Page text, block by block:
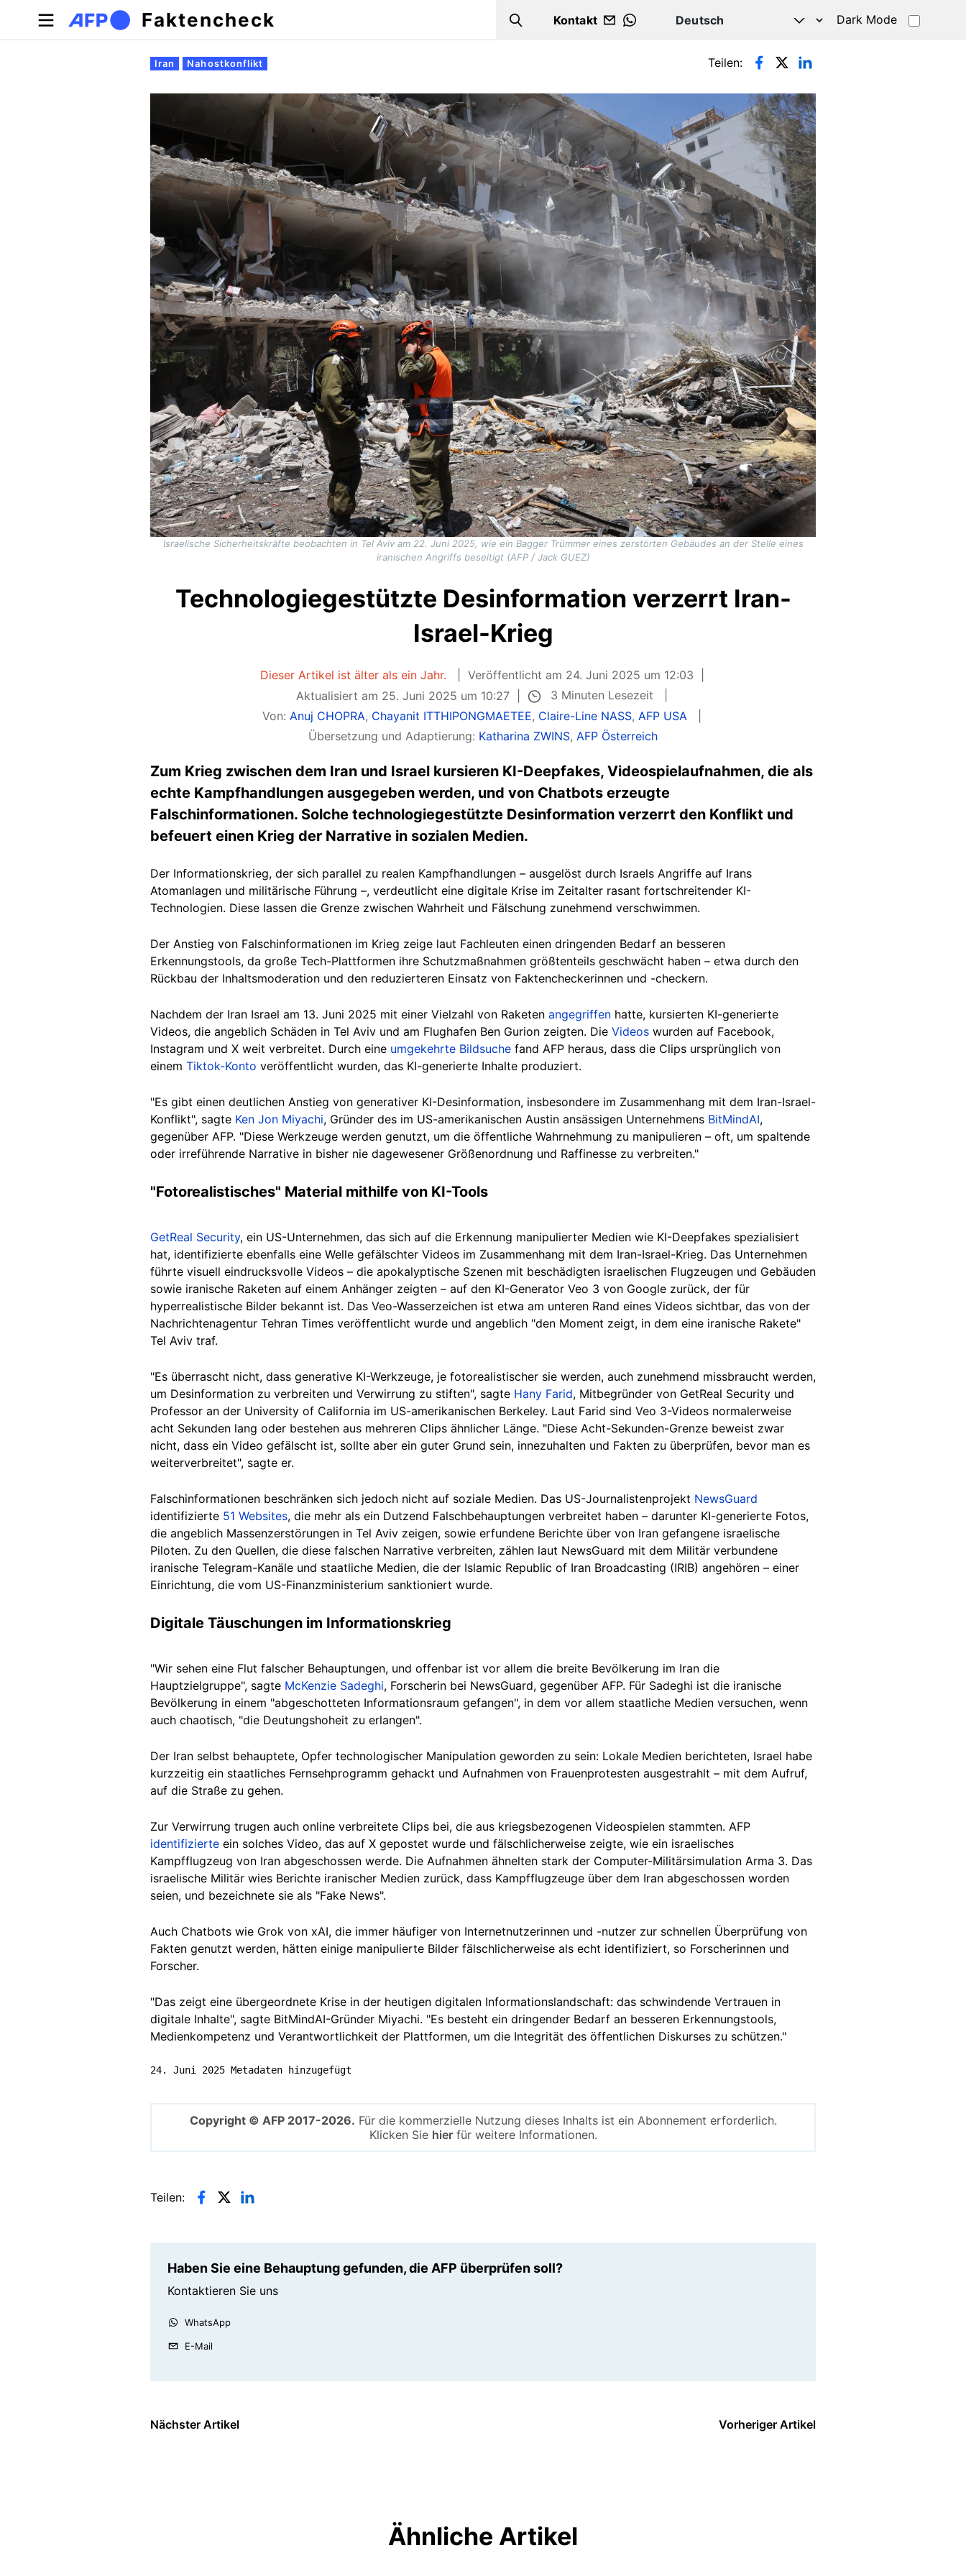
Faktencheck Search
Kontakt
WHATSAPP
Dark Mode
Primäre Reiter
Iran Nahostkonflikt Teilen:
Israelische Sicherheitskräfte beobachten in Tel Aviv am 22. Juni 2025, wie ein Bagger Trümmer eines zerstörten Gebäudes an der Stelle eines
iranischen Angriffs beseitigt (AFP / Jack GUEZ)
Technologiegestützte Desinformation verzerrt Iran-
Israel-Krieg
Dieser Artikel ist älter als ein Jahr.
Veröffentlicht am 24. Juni 2025 um 12:03
Aktualisiert am 25. Juni 2025 um 10:27
3 Minuten Lesezeit
Von: Anuj CHOPRA, Chayanit ITTHIPONGMAETEE, Claire-Line NASS, AFP USA
Übersetzung und Adaptierung: Katharina ZWINS, AFP Österreich
Zum Krieg zwischen dem Iran und Israel kursieren KI-Deepfakes, Videospielaufnahmen, die als
echte Kampfhandlungen ausgegeben werden, und von Chatbots erzeugte
Falschinformationen. Solche technologiegestützte Desinformation verzerrt den Konflikt und
befeuert einen Krieg der Narrative in sozialen Medien.
Der Informationskrieg, der sich parallel zu realen Kampfhandlungen – ausgelöst durch Israels Angriffe auf Irans
Atomanlagen und militärische Führung –, verdeutlicht eine digitale Krise im Zeitalter rasant fortschreitender KI-
Technologien. Diese lassen die Grenze zwischen Wahrheit und Fälschung zunehmend verschwimmen.
Der Anstieg von Falschinformationen im Krieg zeige laut Fachleuten einen dringenden Bedarf an besseren
Erkennungstools, da große Tech-Plattformen ihre Schutzmaßnahmen größtenteils geschwächt haben – etwa durch den
Rückbau der Inhaltsmoderation und den reduzierteren Einsatz von Faktencheckerinnen und -checkern.
Nachdem der Iran Israel am 13. Juni 2025 mit einer Vielzahl von Raketen angegriffen hatte, kursierten KI-generierte
Videos, die angeblich Schäden in Tel Aviv und am Flughafen Ben Gurion zeigten. Die Videos wurden auf Facebook,
Instagram und X weit verbreitet. Durch eine umgekehrte Bildsuche fand AFP heraus, dass die Clips ursprünglich von
einem Tiktok-Konto veröffentlicht wurden, das KI-generierte Inhalte produziert.
"Es gibt einen deutlichen Anstieg von generativer KI-Desinformation, insbesondere im Zusammenhang mit dem Iran-Israel-
Konflikt", sagte Ken Jon Miyachi, Gründer des im US-amerikanischen Austin ansässigen Unternehmens BitMindAI,
gegenüber AFP. "Diese Werkzeuge werden genutzt, um die öffentliche Wahrnehmung zu manipulieren – oft, um spaltende
oder irreführende Narrative in bisher nie dagewesener Größenordnung und Raffinesse zu verbreiten."
"Fotorealistisches" Material mithilfe von KI-Tools
GetReal Security, ein US-Unternehmen, das sich auf die Erkennung manipulierter Medien wie KI-Deepfakes spezialisiert
hat, identifizierte ebenfalls eine Welle gefälschter Videos im Zusammenhang mit dem Iran-Israel-Krieg. Das Unternehmen
führte visuell eindrucksvolle Videos – die apokalyptische Szenen mit beschädigten israelischen Flugzeugen und Gebäuden
sowie iranische Raketen auf einem Anhänger zeigten – auf den KI-Generator Veo 3 von Google zurück, der für
hyperrealistische Bilder bekannt ist. Das Veo-Wasserzeichen ist etwa am unteren Rand eines Videos sichtbar, das von der
Nachrichtenagentur Tehran Times veröffentlicht wurde und angeblich "den Moment zeigt, in dem eine iranische Rakete"
Tel Aviv traf.
"Es überrascht nicht, dass generative KI-Werkzeuge, je fotorealistischer sie werden, auch zunehmend missbraucht werden,
um Desinformation zu verbreiten und Verwirrung zu stiften", sagte Hany Farid, Mitbegründer von GetReal Security und
Professor an der University of California im US-amerikanischen Berkeley. Laut Farid sind Veo 3-Videos normalerweise
acht Sekunden lang oder bestehen aus mehreren Clips ähnlicher Länge. "Diese Acht-Sekunden-Grenze beweist zwar
nicht, dass ein Video gefälscht ist, sollte aber ein guter Grund sein, innezuhalten und Fakten zu überprüfen, bevor man es
weiterverbreitet", sagte er.
Falschinformationen beschränken sich jedoch nicht auf soziale Medien. Das US-Journalistenprojekt NewsGuard
identifizierte 51 Websites, die mehr als ein Dutzend Falschbehauptungen verbreitet haben – darunter KI-generierte Fotos,
die angeblich Massenzerstörungen in Tel Aviv zeigen, sowie erfundene Berichte über von Iran gefangene israelische
Piloten. Zu den Quellen, die diese falschen Narrative verbreiten, zählen laut NewsGuard mit dem Militär verbundene
iranische Telegram-Kanäle und staatliche Medien, die der Islamic Republic of Iran Broadcasting (IRIB) angehören – einer
Einrichtung, die vom US-Finanzministerium sanktioniert wurde.
Digitale Täuschungen im Informationskrieg
"Wir sehen eine Flut falscher Behauptungen, und offenbar ist vor allem die breite Bevölkerung im Iran die
Hauptzielgruppe", sagte McKenzie Sadeghi, Forscherin bei NewsGuard, gegenüber AFP. Für Sadeghi ist die iranische
Bevölkerung in einem "abgeschotteten Informationsraum gefangen", in dem vor allem staatliche Medien versuchen, wenn
auch chaotisch, "die Deutungshoheit zu erlangen".
Der Iran selbst behauptete, Opfer technologischer Manipulation geworden zu sein: Lokale Medien berichteten, Israel habe
kurzzeitig ein staatliches Fernsehprogramm gehackt und Aufnahmen von Frauenprotesten ausgestrahlt – mit dem Aufruf,
auf die Straße zu gehen.
Zur Verwirrung trugen auch online verbreitete Clips bei, die aus kriegsbezogenen Videospielen stammten. AFP
identifizierte ein solches Video, das auf X gepostet wurde und fälschlicherweise zeigte, wie ein israelisches
Kampfflugzeug von Iran abgeschossen werde. Die Aufnahmen ähnelten stark der Computer-Militärsimulation Arma 3. Das
israelische Militär wies Berichte iranischer Medien zurück, dass Kampfflugzeuge über dem Iran abgeschossen worden
seien, und bezeichnete sie als "Fake News".
Auch Chatbots wie Grok von xAI, die immer häufiger von Internetnutzerinnen und -nutzer zur schnellen Überprüfung von
Fakten genutzt werden, hätten einige manipulierte Bilder fälschlicherweise als echt identifiziert, so Forscherinnen und
Forscher.
"Das zeigt eine übergeordnete Krise in der heutigen digitalen Informationslandschaft: das schwindende Vertrauen in
digitale Inhalte", sagte BitMindAI-Gründer Miyachi. "Es besteht ein dringender Bedarf an besseren Erkennungstools,
Medienkompetenz und Verantwortlichkeit der Plattformen, um die Integrität des öffentlichen Diskurses zu schützen."
24. Juni 2025 Metadaten hinzugefügt
Copyright © AFP 2017-2026. Für die kommerzielle Nutzung dieses Inhalts ist ein Abonnement erforderlich.
Klicken Sie hierfür weitere Informationen.
Teilen:
Haben Sie eine Behauptung gefunden, die AFP überprüfen soll?
Kontaktieren Sie uns
WhatsApp
E-Mail
Nächster Artikel Vorheriger Artikel
Ähnliche Artikel